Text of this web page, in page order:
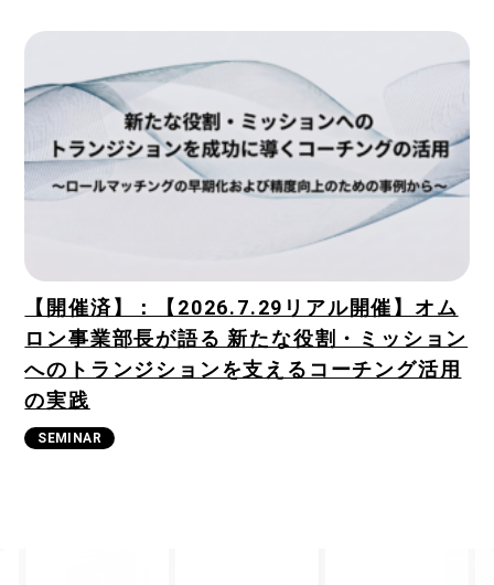
【開催済】：【2026.7.29リアル開催】オム
ロン事業部長が語る 新たな役割・ミッション
へのトランジションを支えるコーチング活用
の実践
SEMINAR